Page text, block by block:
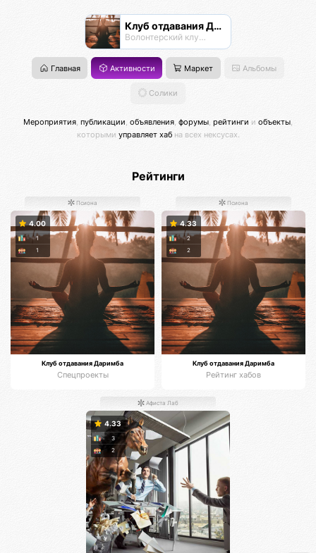
Клуб отдавания Даримба
Волонтерский клуб Псионы
Главная Активности Маркет Альбомы
Солики
Мероприятия публикации объявления форумы рейтинги и объекты
которыми управляет хабна всех нексусах.
Рейтинги
Псиона
4.00
1
1
Клуб отдавания Даримба
Спецпроекты
Псиона
4.33
2
2
Клуб отдавания Даримба
Рейтинг хабов
Афиста Лаб
4.33
2
3